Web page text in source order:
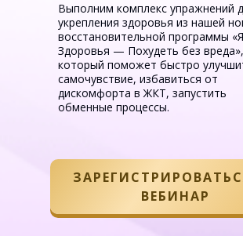
ВЕБИНАР
Выполним комплекс упражнений
укрепления здоровья из нашей
восстановительной программы
Здоровья — Похудеть без вреда»,
который поможет быстро
самочувствие, избавиться от
дискомфорта в ЖКТ, запустить
обменные процессы.